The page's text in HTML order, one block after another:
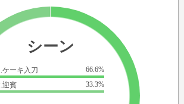
シーン
ケーキ入刀
66.6%
迎賓
33.3%